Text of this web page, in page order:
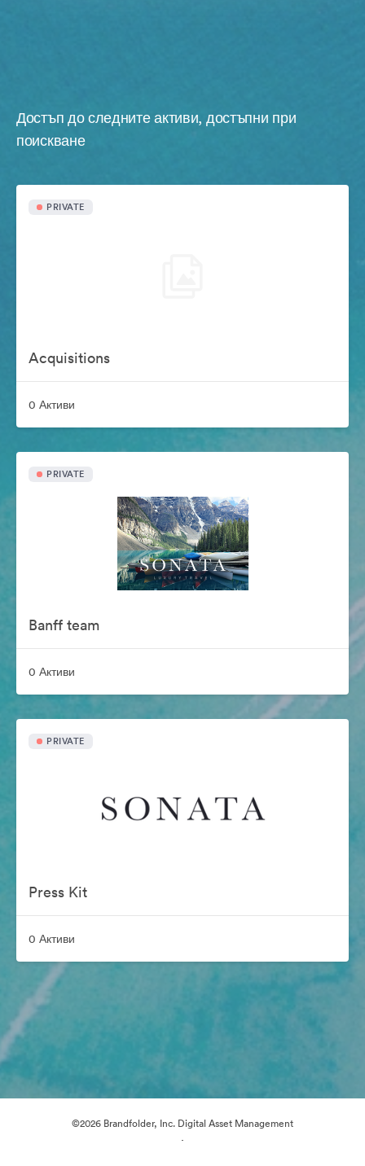
Достъп до следните активи, достъпни при
поискване
PRIVATE
Acquisitions
0 Активи
PRIVATE
Banff team
0 Активи
PRIVATE
Press Kit
0 Активи
©2026 Brandfolder, Inc. Digital Asset Management
·